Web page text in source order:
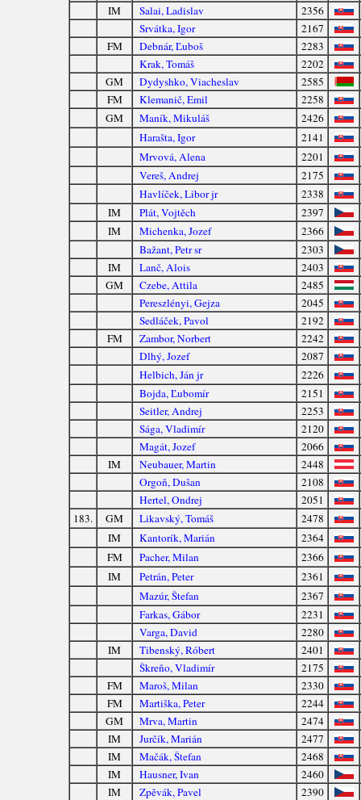
IM
Salai, Ladislav
2356
Srvátka, Igor
2167
FM
Debnár, Ľuboš
2283
Krak, Tomáš
2202
GM
Dydyshko, Viacheslav
2585
FM
Klemanič, Emil
2258
GM
Maník, Mikuláš
2426
Harašta, Igor
2141
Mrvová, Alena
2201
Vereš, Andrej
2175
Havlíček, Libor jr
2338
IM
Plát, Vojtěch
2397
IM
Michenka, Jozef
2366
Bažant, Petr sr
2303
IM
Lanč, Alois
2403
GM
Czebe, Attila
2485
Pereszlényi, Gejza
2045
Sedláček, Pavol
2192
FM
Zambor, Norbert
2242
Dlhý, Jozef
2087
Helbich, Ján jr
2226
Bojda, Ľubomír
2151
Seitler, Andrej
2253
Sága, Vladimír
2120
Magát, Jozef
2066
IM
Neubauer, Martin
2448
Orgoň, Dušan
2108
Hertel, Ondrej
2051
183.
GM Likavský, Tomáš
2478
IM
Kantorík, Marián
2364
FM
Pacher, Milan
2366
IM
Petrán, Peter
2361
Mazúr, Štefan
2367
Farkas, Gábor
2231
Varga, David
2280
IM
Tibenský, Róbert
2401
Škreňo, Vladimír
2175
FM
Maroš, Milan
2330
FM
Martiška, Peter
2244
GM
Mrva, Martin
2474
IM
Jurčík, Marián
2477
IM
Mačák, Štefan
2468
IM
Hausner, Ivan
2460
IM
Zpěvák, Pavel
2390